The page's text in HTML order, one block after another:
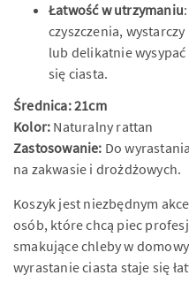
Łatwość w utrzymaniu
czyszczenia,
lub delikatnie
się ciasta.
Średnica: 21cm
Kolor: Naturalny rattan
Zastosowanie: Do
na zakwasie i drożdżowych.
Koszyk jest niezbędnym
osób, które chcą piec
smakujące chleby w
wyrastanie ciasta staje się